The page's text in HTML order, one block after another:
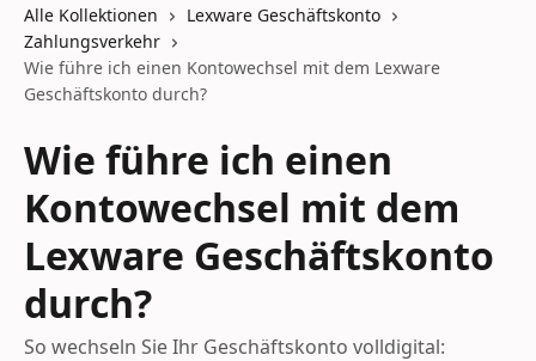
Alle Kollektionen
Lexware Geschäftskonto
Zahlungsverkehr
Wie führe ich einen Kontowechsel mit dem Lexware
Geschäftskonto durch?
Wie führe ich einen
Kontowechsel mit dem
Lexware Geschäftskonto
durch?
So wechseln Sie Ihr Geschäftskonto volldigital: